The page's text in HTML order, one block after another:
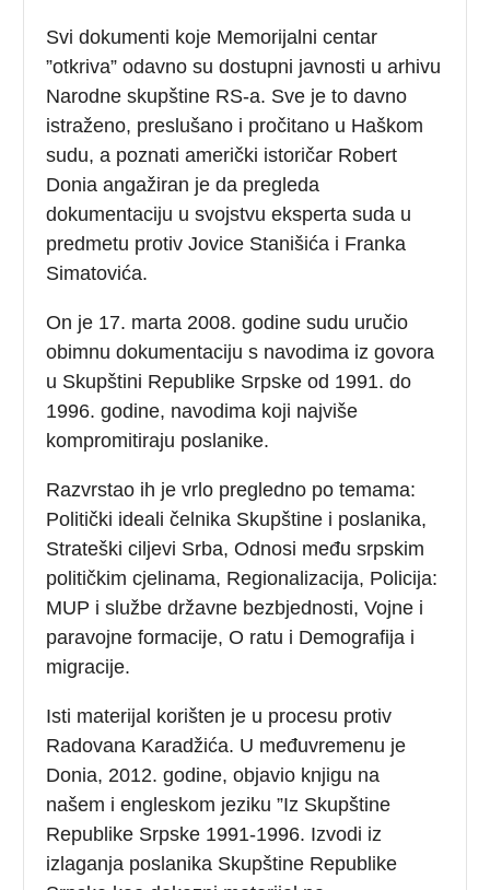
Svi dokumenti koje Memorijalni centar
”otkriva” odavno su dostupni javnosti u arhivu
Narodne skupštine RS-a. Sve je to davno
istraženo, preslušano i pročitano u Haškom
sudu, a poznati američki istoričar Robert
Donia angažiran je da pregleda
dokumentaciju u svojstvu eksperta suda u
predmetu protiv Jovice Stanišića i Franka
Simatovića.
On je 17. marta 2008. godine sudu uručio
obimnu dokumentaciju s navodima iz govora
u Skupštini Republike Srpske od 1991. do
1996. godine, navodima koji najviše
kompromitiraju poslanike.
Razvrstao ih je vrlo pregledno po temama:
Politički ideali čelnika Skupštine i poslanika,
Strateški ciljevi Srba, Odnosi među srpskim
političkim cjelinama, Regionalizacija, Policija:
MUP i službe državne bezbjednosti, Vojne i
paravojne formacije, O ratu i Demografija i
migracije.
Isti materijal korišten je u procesu protiv
Radovana Karadžića. U međuvremenu je
Donia, 2012. godine, objavio knjigu na
našem i engleskom jeziku ”Iz Skupštine
Republike Srpske 1991-1996. Izvodi iz
izlaganja poslanika Skupštine Republike